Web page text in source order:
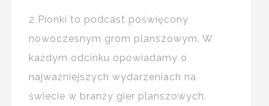
2 Pionki to podcast poświęcony
nowoczesnym grom planszowym. W
każdym odcinku opowiadamy o
najważniejszych wydarzeniach na
świecie w branży gier planszowych.